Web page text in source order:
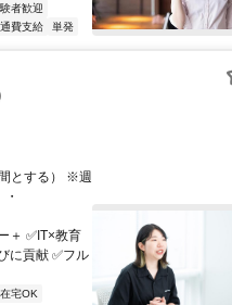
者歓迎
費支給 単発
とする） ※週
＋ ✅IT×教育
に貢献 ✅フル
在宅OK